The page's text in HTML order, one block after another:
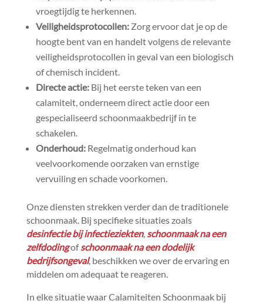
vroegtijdig te herkennen.​
Veiligheidsprotocollen:Zorg ervoor dat je op de
hoogte bent van en handelt volgens de relevante
veiligheidsprotocollen in geval van een biologisch
of chemisch incident.​
Directe actie:Bij het eerste teken van een
calamiteit, onderneem direct actie door een
gespecialiseerd schoonmaakbedrijf in te
schakelen.​
Onderhoud:Regelmatig onderhoud kan
veelvoorkomende oorzaken van ernstige
vervuiling en schade voorkomen.​
Onze diensten strekken verder dan de traditionele
schoonmaak.​ Bij specifieke situaties zoals
desinfectie bij infectieziekten,schoonmaak na een
zelfdodingofschoonmaak na een dodelijk
bedrijfsongeval, beschikken we over de ervaring en
middelen om adequaat te reageren.​
In elke situatie waar Calamiteiten Schoonmaak bij